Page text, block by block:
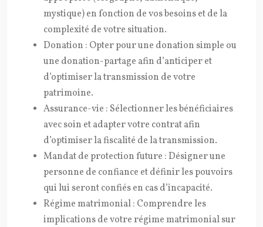
mystique) en fonction de vos besoins et de la
complexité de votre situation.
Donation : Opter pour une donation simple ou
une donation-partage afin d’anticiper et
d’optimiser la transmission de votre
patrimoine.
Assurance-vie : Sélectionner les bénéficiaires
avec soin et adapter votre contrat afin
d’optimiser la fiscalité de la transmission.
Mandat de protection future : Désigner une
personne de confiance et définir les pouvoirs
qui lui seront confiés en cas d’incapacité.
Régime matrimonial : Comprendre les
implications de votre régime matrimonial sur